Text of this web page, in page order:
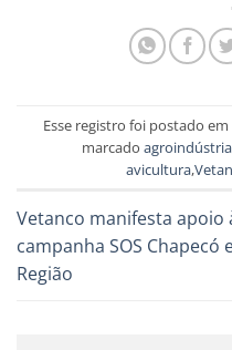
Esse registro foi postado em
marcado agroindústria
avicultura,
Vetanco manifesta apoio
campanha SOS Chapecó
Região